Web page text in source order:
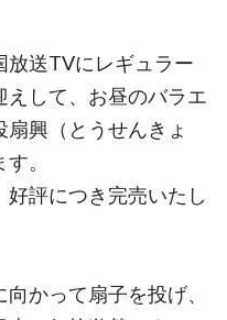
放送TVにレギュラー
して、お昼のバラエ
興（とうせんきょ
。
好評につき完売いたし
かって扇子を投げ、